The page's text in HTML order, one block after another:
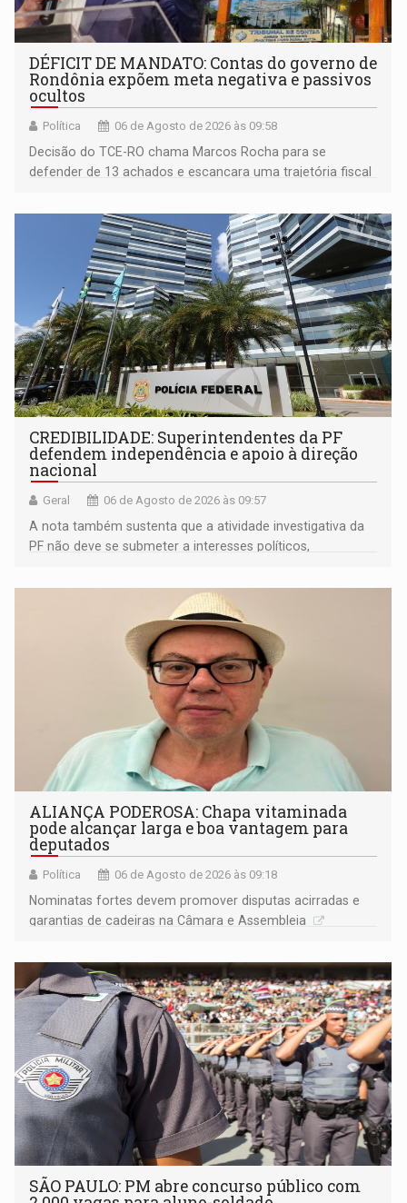
DÉFICIT DE MANDATO: Contas do governo de
Rondônia expõem meta negativa e passivos
ocultos
Política 06 de Agosto de 2026 às 09:58
Decisão do TCE-RO chama Marcos Rocha para se
defender de 13 achados e escancara uma trajetória fiscal
mandato
CREDIBILIDADE: Superintendentes da PF
defendem independência e apoio à direção
nacional
Geral 06 de Agosto de 2026 às 09:57
A nota também sustenta que a atividade investigativa da
PF não deve se submeter a interesses políticos,
ALIANÇA PODEROSA: Chapa vitaminada
pode alcançar larga e boa vantagem para
deputados
Política 06 de Agosto de 2026 às 09:18
Nominatas fortes devem promover disputas acirradas e
garantias de cadeiras na Câmara e Assembleia
SÃO PAULO: PM abre concurso público com